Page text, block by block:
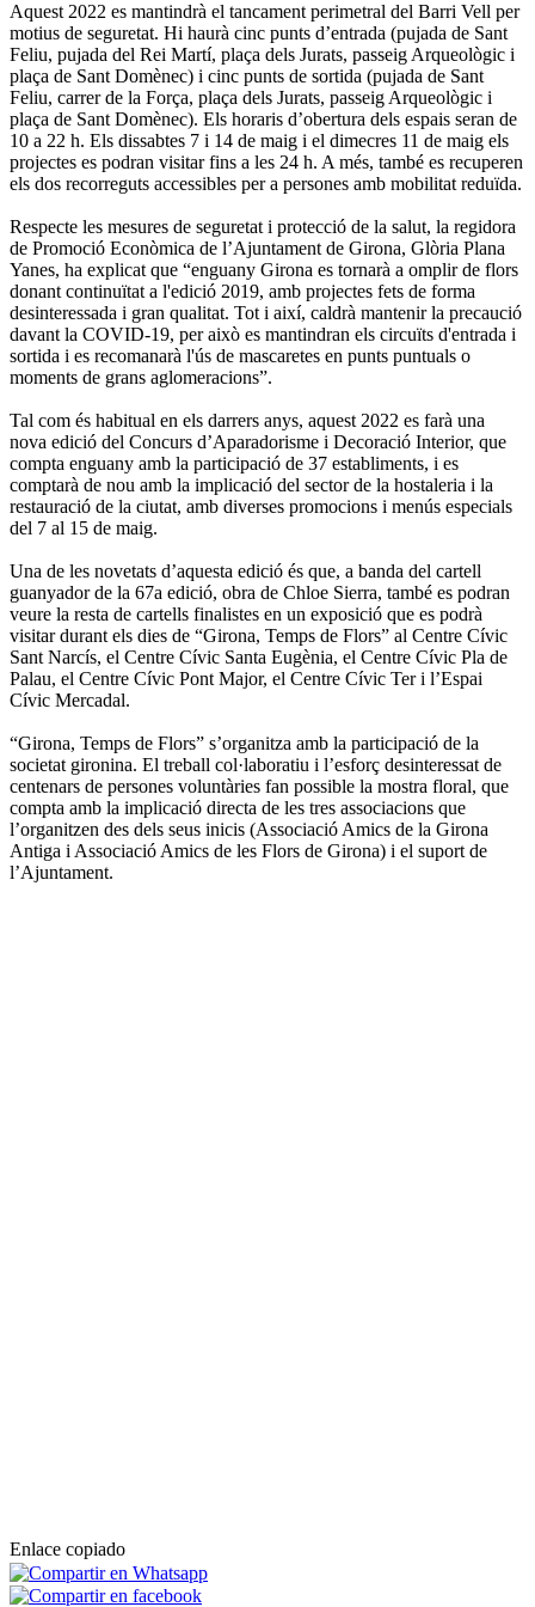
Aquest 2022 es mantindrà el tancament perimetral del Barri Vell per
motius de seguretat. Hi haurà cinc punts d’entrada (pujada de Sant
Feliu, pujada del Rei Martí, plaça dels Jurats, passeig Arqueològic i
plaça de Sant Domènec) i cinc punts de sortida (pujada de Sant
Feliu, carrer de la Força, plaça dels Jurats, passeig Arqueològic i
plaça de Sant Domènec). Els horaris d’obertura dels espais seran de
10 a 22 h. Els dissabtes 7 i 14 de maig i el dimecres 11 de maig els
projectes es podran visitar fins a les 24 h. A més, també es recuperen
els dos recorreguts accessibles per a persones amb mobilitat reduïda.
Respecte les mesures de seguretat i protecció de la salut, la regidora
de Promoció Econòmica de l’Ajuntament de Girona, Glòria Plana
Yanes, ha explicat que “enguany Girona es tornarà a omplir de flors
donant continuïtat a l'edició 2019, amb projectes fets de forma
desinteressada i gran qualitat. Tot i així, caldrà mantenir la precaució
davant la COVID-19, per això es mantindran els circuïts d'entrada i
sortida i es recomanarà l'ús de mascaretes en punts puntuals o
moments de grans aglomeracions”.
Tal com és habitual en els darrers anys, aquest 2022 es farà una
nova edició del Concurs d’Aparadorisme i Decoració Interior, que
compta enguany amb la participació de 37 establiments, i es
comptarà de nou amb la implicació del sector de la hostaleria i la
restauració de la ciutat, amb diverses promocions i menús especials
del 7 al 15 de maig.
Una de les novetats d’aquesta edició és que, a banda del cartell
guanyador de la 67a edició, obra de Chloe Sierra, també es podran
veure la resta de cartells finalistes en un exposició que es podrà
visitar durant els dies de “Girona, Temps de Flors” al Centre Cívic
Sant Narcís, el Centre Cívic Santa Eugènia, el Centre Cívic Pla de
Palau, el Centre Cívic Pont Major, el Centre Cívic Ter i l’Espai
Cívic Mercadal.
“Girona, Temps de Flors” s’organitza amb la participació de la
societat gironina. El treball col·laboratiu i l’esforç desinteressat de
centenars de persones voluntàries fan possible la mostra floral, que
compta amb la implicació directa de les tres associacions que
l’organitzen des dels seus inicis (Associació Amics de la Girona
Antiga i Associació Amics de les Flors de Girona) i el suport de
l’Ajuntament.
Enlace copiado